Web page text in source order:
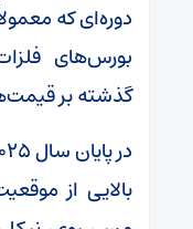
دوره‌ای که
بورس‌های
گذشته بر
بالایی از